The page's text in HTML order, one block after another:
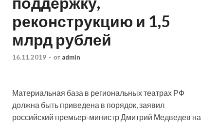
реконструкцию и 1,5
млрд рублей
16.11.2019 - от admin
Материальная база в региональных театрах РФ
должна быть приведена в порядок, заявил
российский премьер-министр Дмитрий Медведев на